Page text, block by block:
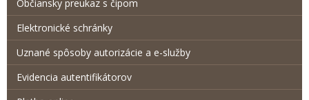
Občiansky preukaz s čipom
Elektronické schránky
Uznané spôsoby autorizácie a e-služby
Evidencia autentifikátorov